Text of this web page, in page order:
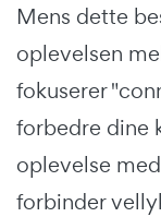
Mens dette
oplevelsen
fokuserer
forbedre dine
oplevelse
forbinder